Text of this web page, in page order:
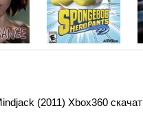
(2011) Xbox360